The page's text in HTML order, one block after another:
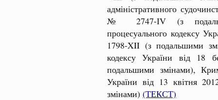
адміністративного
№ 2747-ІV (з
процесуального кодексу
1798-XII (з подальшими
кодексу України від
подальшими змінами),
України від 13 квітня
змінами) (ТЕКСТ)